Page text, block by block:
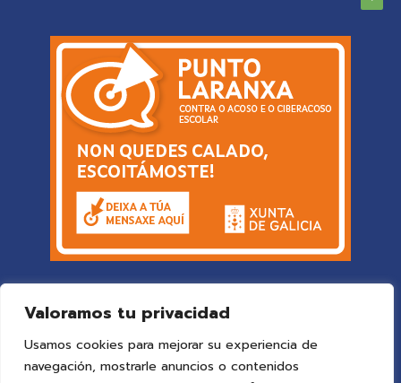
Valoramos tu privacidad
Usamos cookies para mejorar su experiencia de
navegación, mostrarle anuncios o contenidos